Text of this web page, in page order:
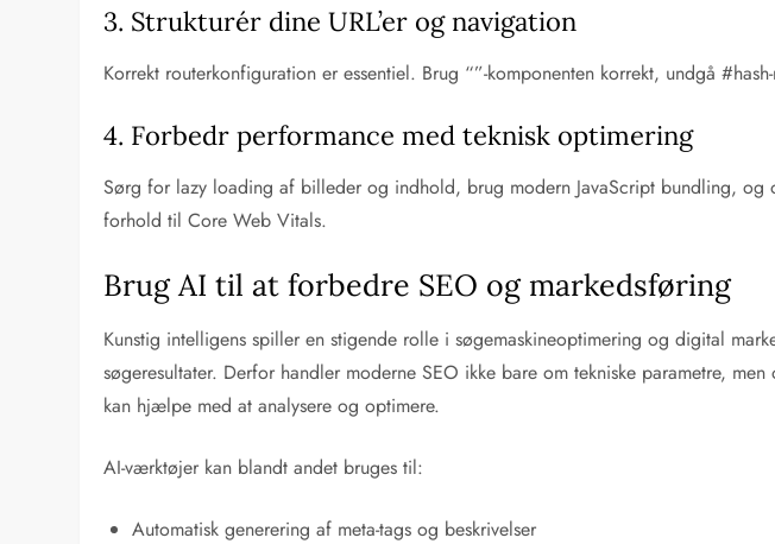
3. Strukturér dine URL’er og navigation
Korrekt routerkonfiguration er essentiel. Brug “”-komponenten korrekt, undgå
4. Forbedr performance med teknisk optimering
Sørg for lazy loading af billeder og indhold, brug modern JavaScript bundling,
forhold til Core Web Vitals.
Brug AI til at forbedre SEO og markedsføring
Kunstig intelligens spiller en stigende rolle i søgemaskineoptimering og digital
søgeresultater. Derfor handler moderne SEO ikke bare om tekniske parametre,
kan hjælpe med at analysere og optimere.
AI-værktøjer kan blandt andet bruges til:
Automatisk generering af meta-tags og beskrivelser